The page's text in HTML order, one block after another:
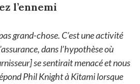
l’ennemi
grand-chose. C’est une activité
dans l’hypothèse où
se sentirait menacé et nous
Phil Knight à Kitami lorsque